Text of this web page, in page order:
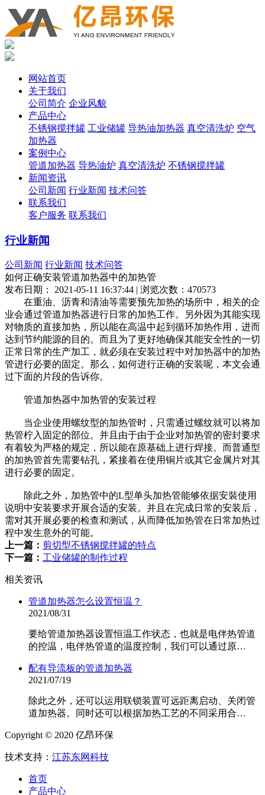
网站首页
关于我们
公司简介 企业风貌
产品中心
不锈钢搅拌罐 工业储罐 导热油加热器 真空清洗炉 空气
加热器
案例中心
管道加热器 导热油炉 真空清洗炉 不锈钢搅拌罐
新闻资讯
公司新闻 行业新闻 技术问答
联系我们
客户服务 联系我们
行业新闻
公司新闻 行业新闻 技术问答
如何正确安装管道加热器中的加热管
发布日期： 2021-05-11 16:37:44 | 浏览次数：470573
在重油、沥青和清油等需要预先加热的场所中，相关的企
业会通过管道加热器进行日常的加热工作。另外因为其能实现
对物质的直接加热，所以能在高温中起到循环加热作用，进而
达到节约能源的目的。而且为了更好地确保其能安全性的一切
正常日常的生产加工，就必须在安装过程中对加热器中的加热
管进行必要的固定。那么，如何进行正确的安装呢，本文会通
过下面的片段的告诉你。
管道加热器中加热管的安装过程
当企业使用螺纹型的加热管时，只需通过螺纹就可以将加
热管柠入固定的部位。并且由于由于企业对加热管的密封要求
有着较为严格的规定，所以能在原基础上进行焊接。而普通型
的加热管首先需要钻孔，紧接着在使用铜片或其它金属片对其
进行必要的固定。
除此之外，加热管中的L型单头加热管能够依据安裝使用
说明中安装要求开展合适的安装。并且在完成日常的安装后，
需对其开展必要的检查和测试，从而降低加热管在日常加热过
程中发生意外的可能。
上一篇： 剪切型不锈钢搅拌罐的特点
下一篇： 工业储罐的制作过程
相关资讯
管道加热器怎么设置恒温？
2021/08/31
要给管道加热器设置恒温工作状态，也就是电伴热管道
的控温，电伴热管道的温度控制，我们可以通过原…
配有导流板的管道加热器
2021/07/19
除此之外，还可以运用联锁装置可远距离启动、关闭管
道加热器。同时还可以根据加热工艺的不同采用合…
Copyright © 2020 亿昂环保
技术支持： 江苏东网科技
首页
产品中心